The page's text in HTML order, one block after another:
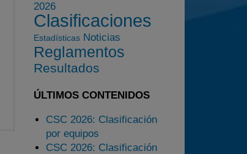
Preguntas Frecuentes
2026
Clasificaciones
Estadísticas Noticias
Reglamentos
Resultados
ÚLTIMOS CONTENIDOS
CSC 2026: Clasificación
por equipos
CSC 2026: Clasificación